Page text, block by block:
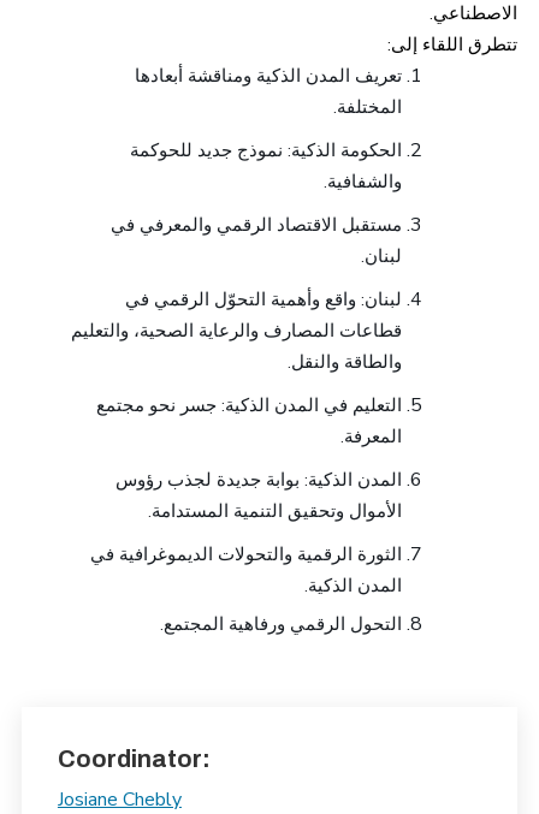
الاصطناعي.
تتطرق اللقاء إلى:
تعريف المدن الذكية ومناقشة أبعادها
المختلفة.
الحكومة الذكية: نموذج جديد للحوكمة
والشفافية.
مستقبل الاقتصاد الرقمي والمعرفي في
لبنان.
لبنان: واقع وأهمية التحوّل الرقمي في
قطاعات المصارف والرعاية الصحية، والتعليم
والطاقة والنقل.
التعليم في المدن الذكية: جسر نحو مجتمع
المعرفة.
المدن الذكية: بوابة جديدة لجذب رؤوس
الأموال وتحقيق التنمية المستدامة.
الثورة الرقمية والتحولات الديموغرافية في
المدن الذكية.
التحول الرقمي ورفاهية المجتمع.
Coordinator:
Josiane Chebly